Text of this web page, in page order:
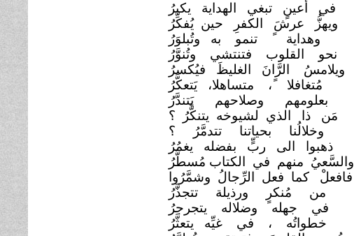
في أعينٍ تبغي الهداية يكبرُ
ويهزُّ عرشَ الكفرِ حين يُفكِّرُ
وهداية ً تنمو به وتُبلوَرُ
نحو القلوب فتنتشي وتُنوَّرُ
ويلامسُ الرَّانَ الغليظَ فيُكسرُ
مُتغافلا ً، متساهلا، يَتعكَّرُ
بعلومهم وصلاحهم يَتندَّرُ
مَن ذا الذي لشيوخه يتنكَّرُ ؟
وخلالُنا بحياتنا تتدمَّرُ ؟
ذهبوا الى ربٍّ بفضله يغمُرُ
والسَّعيُ منهم في الكتاب مُسطَّرُ
فافعلْ كما فعل الرِّجالُ وشمَّرُوا
من مُنكرٍ ورذيلة تتجذَّرُ
في جهله وضلاله يتجرجرُ
خطواتُه ، في غيِّه يتعثَّرُ